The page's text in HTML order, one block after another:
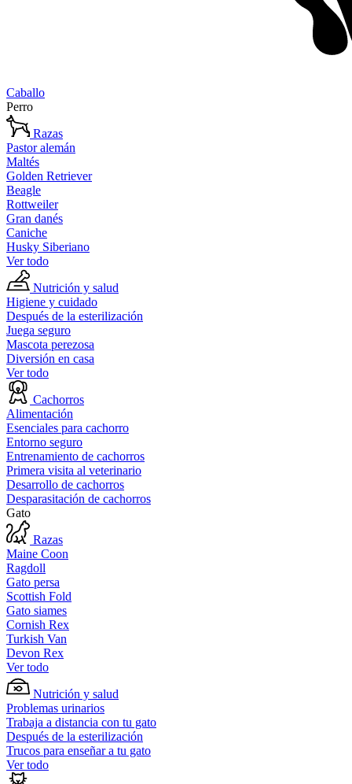
Caballo
Perro
Razas
Pastor alemán
Maltés
Golden Retriever
Beagle
Rottweiler
Gran danés
Caniche
Husky Siberiano
Ver todo
Nutrición y salud
Higiene y cuidado
Después de la esterilización
Juega seguro
Mascota perezosa
Diversión en casa
Ver todo
Cachorros
Alimentación
Esenciales para cachorro
Entorno seguro
Entrenamiento de cachorros
Primera visita al veterinario
Desarrollo de cachorros
Desparasitación de cachorros
Gato
Razas
Maine Coon
Ragdoll
Gato persa
Scottish Fold
Gato siames
Cornish Rex
Turkish Van
Devon Rex
Ver todo
Nutrición y salud
Problemas urinarios
Trabaja a distancia con tu gato
Después de la esterilización
Trucos para enseñar a tu gato
Ver todo